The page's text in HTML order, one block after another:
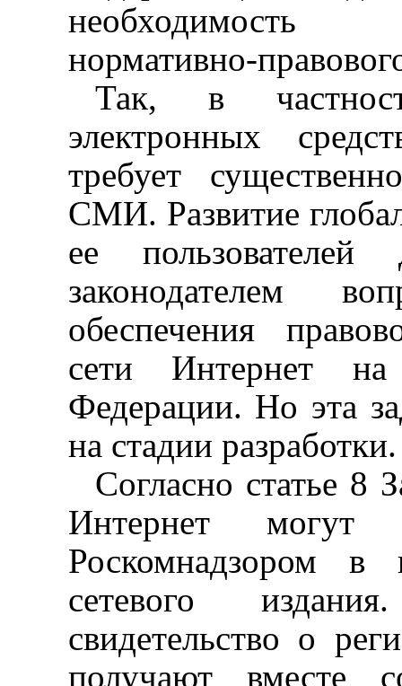
необходимость
нормативно-
Так, в
электронных
требует
СМИ. Развитие
ее
законодателем
обеспечения
сети Интернет на
Федерации. Но эта
на стадии разработки.
Согласно статье
Интернет могут
Роскомнадзором
сетевого
свидетельство о
получают вместе